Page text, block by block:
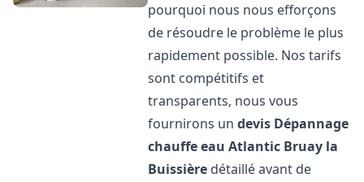
pourquoi nous nous efforçons
de résoudre le problème le plus
rapidement possible. Nos tarifs
sont compétitifs et
transparents, nous vous
fournirons undevis Dépannage
chauffe eau Atlantic Bruay la
Buissière détaillé avant de